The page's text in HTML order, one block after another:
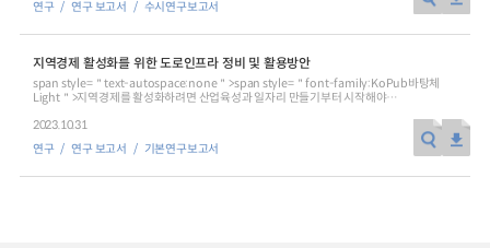
/span>/span>span style=＂font-family:KoPub바탕체 Light＂>span style=＂
>span style=＂letter-spacing:-0.4pt＂>대중교통 부족지역에서/span>/span> span
style=＂font-family:KoPub바탕체 Light＂>span style=＂letter-spacing:-0.4pt＂>
광역교통개선대책 미완료지역/span>/span>span lang=＂EN-US＂ style=＂letter-
spacing:-1.1pt＂>, /span>span style=＂font-family:KoPub바탕체 Light＂>span
EN-US＂ style=＂letter-spacing:-1.1pt＂>, /span>span style=＂font-
family:KoPub바탕체 Light＂>span style=＂letter-spacing:-0.4pt＂>심야시간대
불편지역/span>/span>span lang=＂EN-US＂ style=＂letter-spacing:-1.1pt＂>,
연구
연구 보고서 수시연구보고서
지역경제 활성화를 위한 도로인프라 정비 및 활용방안
span style=＂text-autospace:none＂>span style=＂font-family:KoPub바탕체
Light＂>지역경제를 활성화하려면 산업육성과 일자리 만들기부터 시작해야
style=＂font-family:KoPub바탕체 Light＂>이는 본 연구의 전제이자
출발점이다/span>span lang=＂EN-US＂ style=＂letter-spacing:-0.2pt＂>.
/span>span style=＂font-family:KoPub바탕체 Light＂>도로인프라 등 대규모
2023.10.31
연구
연구 보고서 기본연구보고서